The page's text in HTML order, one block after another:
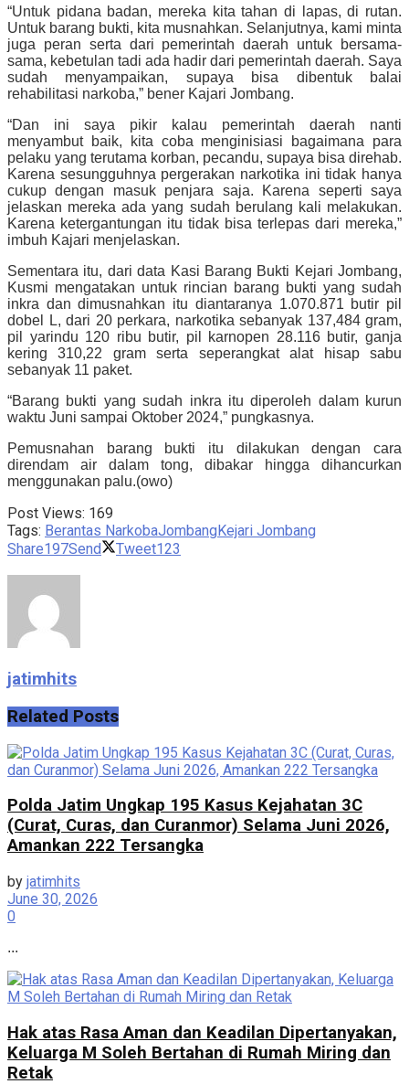
“Untuk pidana badan, mereka kita tahan di lapas, di rutan.
Untuk barang bukti, kita musnahkan. Selanjutnya, kami minta
juga peran serta dari pemerintah daerah untuk bersama-
sama, kebetulan tadi ada hadir dari pemerintah daerah. Saya
sudah menyampaikan, supaya bisa dibentuk balai
rehabilitasi narkoba,” bener Kajari Jombang.
“Dan ini saya pikir kalau pemerintah daerah nanti
menyambut baik, kita coba menginisiasi bagaimana para
pelaku yang terutama korban, pecandu, supaya bisa direhab.
Karena sesungguhnya pergerakan narkotika ini tidak hanya
cukup dengan masuk penjara saja. Karena seperti saya
jelaskan mereka ada yang sudah berulang kali melakukan.
Karena ketergantungan itu tidak bisa terlepas dari mereka,”
imbuh Kajari menjelaskan.
Sementara itu, dari data Kasi Barang Bukti Kejari Jombang,
Kusmi mengatakan untuk rincian barang bukti yang sudah
inkra dan dimusnahkan itu diantaranya 1.070.871 butir pil
dobel L, dari 20 perkara, narkotika sebanyak 137,484 gram,
pil yarindu 120 ribu butir, pil karnopen 28.116 butir, ganja
kering 310,22 gram serta seperangkat alat hisap sabu
sebanyak 11 paket.
“Barang bukti yang sudah inkra itu diperoleh dalam kurun
waktu Juni sampai Oktober 2024,” pungkasnya.
Pemusnahan barang bukti itu dilakukan dengan cara
direndam air dalam tong, dibakar hingga dihancurkan
menggunakan palu.(owo)
Post Views: 169
Tags: Berantas NarkobaJombang Kejari Jombang
Share197Send Tweet123
jatimhits
Related Posts
Polda Jatim Ungkap 195 Kasus Kejahatan 3C
(Curat, Curas, dan Curanmor) Selama Juni 2026,
Amankan 222 Tersangka
by jatimhits
June 30, 2026
0
...
Hak atas Rasa Aman dan Keadilan Dipertanyakan,
Keluarga M Soleh Bertahan di Rumah Miring dan
Retak